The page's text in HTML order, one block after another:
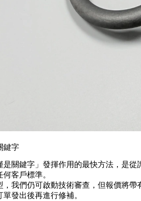
鍵字
是關鍵字」發揮作用的最快方法，是
客戶標準。
，我們仍可啟動技術審查，但報價將帶
發出後再進行修補。